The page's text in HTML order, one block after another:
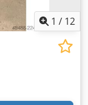
1 / 12